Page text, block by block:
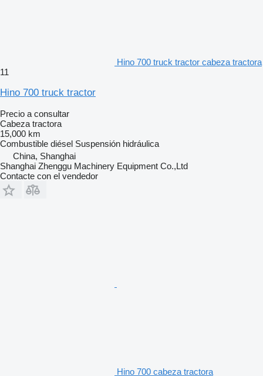
Hino 700 truck tractor cabeza tractora
11
Hino 700 truck tractor
Precio a consultar
Cabeza tractora
15,000 km
Combustible diésel Suspensión hidráulica
China, Shanghai
Shanghai Zhenggu Machinery Equipment Co.,Ltd
Contacte con el vendedor
Hino 700 cabeza tractora